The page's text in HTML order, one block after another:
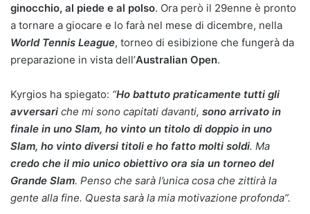
ginocchio, al piede e al polso. Ora però il 29enne è pronto
a tornare a giocare e lo farà nel mese di dicembre, nella
World Tennis League, torneo di esibizione che fungerà da
preparazione in vista dell’Australian Open.
Kyrgios ha spiegato: “Ho battuto praticamente tutti gli
avversari che mi sono capitati davanti, sono arrivato in
finale in uno Slam, ho vinto un titolo di doppio in uno
Slam, ho vinto diversi titoli e ho fatto molti soldi. Ma
credo che il mio unico obiettivo ora sia un torneo del
Grande Slam. Penso che sarà l’unica cosa che zittirà la
gente alla fine. Questa sarà la mia motivazione profonda”.